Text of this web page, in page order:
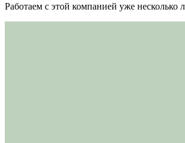
Работаем с этой компанией уже несколько